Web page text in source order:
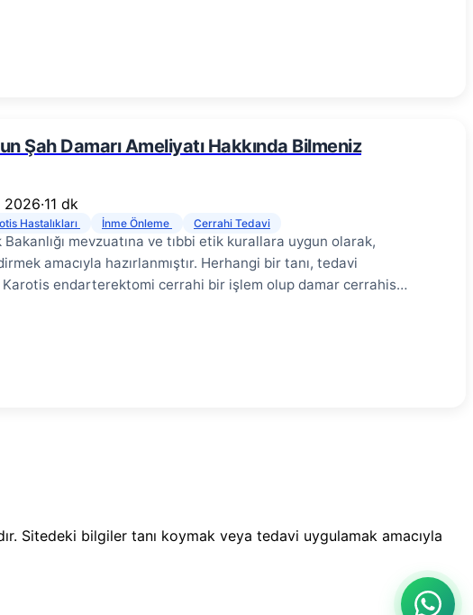
Şah Damarı Ameliyatı Hakkında Bilmeniz
2026·11 dk
Hastalıkları İnme Önleme Cerrahi Tedavi
mevzuatına ve tıbbi etik kurallara uygun olarak,
amacıyla hazırlanmıştır. Herhangi bir tanı, tedavi
endarterektomi cerrahi bir işlem olup damar cerrahisi
Sitedeki bilgiler tanı koymak veya tedavi uygulamak amacıyla